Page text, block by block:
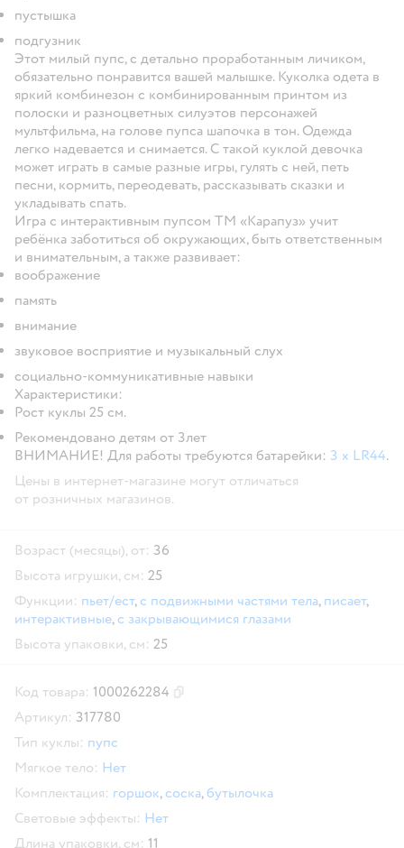
пустышка
подгузник
Этот милый пупс, с детально проработанным личиком,
обязательно понравится вашей малышке. Куколка одета в
яркий комбинезон с комбинированным принтом из
полоски и разноцветных силуэтов персонажей
мультфильма, на голове пупса шапочка в тон. Одежда
легко надевается и снимается. С такой куклой девочка
может играть в самые разные игры, гулять с ней, петь
песни, кормить, переодевать, рассказывать сказки и
укладывать спать.
Игра с интерактивным пупсом ТМ «Карапуз» учит
ребёнка заботиться об окружающих, быть ответственным
и внимательным, а также развивает:
воображение
память
внимание
звуковое восприятие и музыкальный слух
социально-коммуникативные навыки
Характеристики:
Рост куклы 25 см.
Рекомендовано детям от 3лет
ВНИМАНИЕ! Для работы требуются батарейки: 3 x LR44.
Цены в интернет-магазине могут отличаться
от розничных магазинов.
Возраст (месяцы), от: 36
Высота игрушки, см: 25
Функции: пьет/ест, с подвижными частями тела, писает,
интерактивные, с закрывающимися глазами
Высота упаковки, см: 25
Код товара: 1000262284
Артикул: 317780
Тип куклы: пупс
Мягкое тело: Нет
Комплектация: горшок, соска,бутылочка
Световые эффекты: Нет
Длина упаковки, см: 11